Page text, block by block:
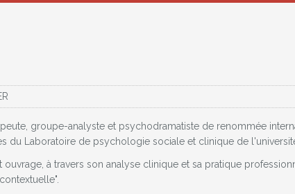
groupe-analyste et psychodramatiste de renommée
du Laboratoire de psychologie sociale et clinique de
à travers son analyse clinique et sa pratique